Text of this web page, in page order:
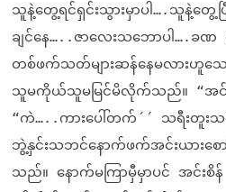
သူနဲ့တွေ့ရင်ရှင်းသွားမှာပါ….သူနဲ့တွေ့
ချင်နေ…..ဇာလေးသဘောပါ….ခ
တစ်ဖက်သတ်များဆန်နေမလားဟူ
သူမကိုယ်သူမမြင်မိလိုက်သည်။ “အင်း
“ကဲ…..ကားပေါ်တက်´´ သရီးတူးသ
ဘွဲ့နှင်းသဘင်နောက်ဖက်အင်းယားစေ
သည်။ နောက်မကြာမှီမှာပင် အင်းစိန်